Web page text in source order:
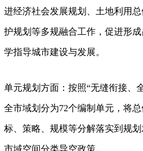
进经济社会发展规划、土地利用
护规划等多规融合工作，促进形
学指导城市建设与发展。
单元规划方面：按照“无缝衔接、
全市域划分为72个编制单元，将
标、策略、规模等分解落实到规
市域空间分类导空政策。